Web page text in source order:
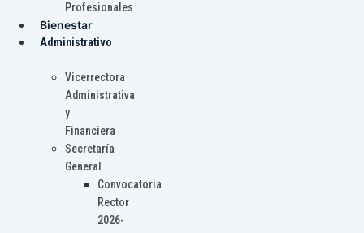
Profesionales
Bienestar
Administrativo
Vicerrectora
Administrativa
y
Financiera
Secretaría
General
Convocatoria
Rector
2026-